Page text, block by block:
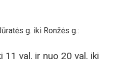
g. iki Ronžės g.:
11 val. ir nuo 20 val. iki